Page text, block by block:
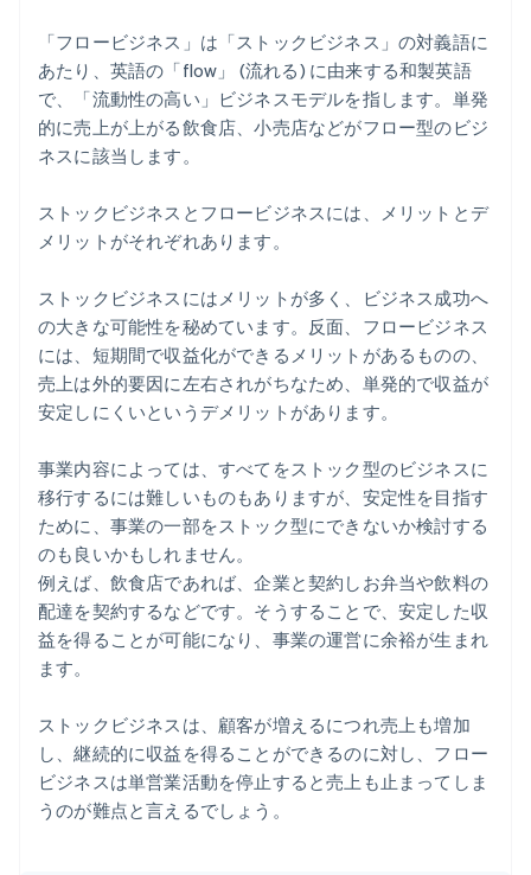
「フロービジネス」は「ストックビジネス」の対義語に
あたり、英語の「flow」 (流れる) に由来する和製英語
で、「流動性の高い」ビジネスモデルを指します。単発
的に売上が上がる飲食店、小売店などがフロー型のビジ
ネスに該当します。
ストックビジネスとフロービジネスには、メリットとデ
メリットがそれぞれあります。
ストックビジネスにはメリットが多く、ビジネス成功へ
の大きな可能性を秘めています。反面、フロービジネス
には、短期間で収益化ができるメリットがあるものの、
売上は外的要因に左右されがちなため、単発的で収益が
安定しにくいというデメリットがあります。
事業内容によっては、すべてをストック型のビジネスに
移行するには難しいものもありますが、安定性を目指す
ために、事業の一部をストック型にできないか検討する
のも良いかもしれません。
例えば、飲食店であれば、企業と契約しお弁当や飲料の
配達を契約するなどです。そうすることで、安定した収
益を得ることが可能になり、事業の運営に余裕が生まれ
ます。
ストックビジネスは、顧客が増えるにつれ売上も増加
し、継続的に収益を得ることができるのに対し、フロー
ビジネスは単営業活動を停止すると売上も止まってしま
うのが難点と言えるでしょう。